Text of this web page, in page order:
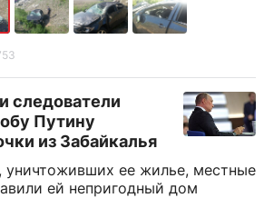
следователи
Путину
из Забайкалья
уничтоживших ее жилье, местные
ей непригодный дом